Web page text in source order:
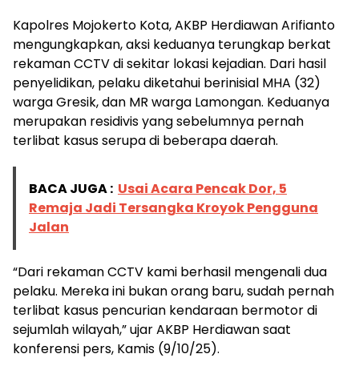
Kapolres Mojokerto Kota, AKBP Herdiawan Arifianto
mengungkapkan, aksi keduanya terungkap berkat
rekaman CCTV di sekitar lokasi kejadian. Dari hasil
penyelidikan, pelaku diketahui berinisial MHA (32)
warga Gresik, dan MR warga Lamongan. Keduanya
merupakan residivis yang sebelumnya pernah
terlibat kasus serupa di beberapa daerah.
BACA JUGA : Usai Acara Pencak Dor, 5
Remaja Jadi Tersangka Kroyok Pengguna
Jalan
“Dari rekaman CCTV kami berhasil mengenali dua
pelaku. Mereka ini bukan orang baru, sudah pernah
terlibat kasus pencurian kendaraan bermotor di
sejumlah wilayah,” ujar AKBP Herdiawan saat
konferensi pers, Kamis (9/10/25).